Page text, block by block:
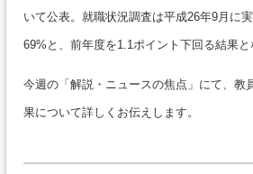
いて公表。就職状況調査は平成26年9月に
69%と、前年度を1.1ポイント下回る結果と
今週の「解説・ニュースの焦点」にて、
果について詳しくお伝えします。